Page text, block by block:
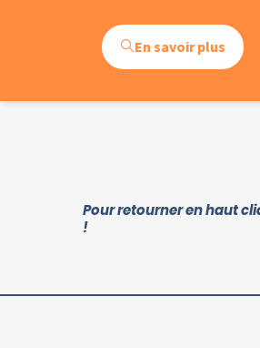
En savoir plus
Pour retourner en haut
!